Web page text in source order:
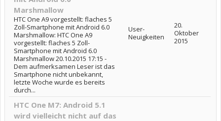
Marshmallow
HTC One A9 vorgestellt: flaches 5
Zoll-Smartphone mit Android 6.0
Marshmallow: HTC One A9
vorgestellt: flaches 5 Zoll-
Smartphone mit Android 6.0
Marshmallow 20.10.2015 17:15 -
Dem aufmerksamen Leser ist das
Smartphone nicht unbekannt,
letzte Woche wurde es bereits
durch...
User-
Neuigkeiten
20.
Oktober
2015
HTC One M7: Android 5.1
wird vielleicht nicht auf das